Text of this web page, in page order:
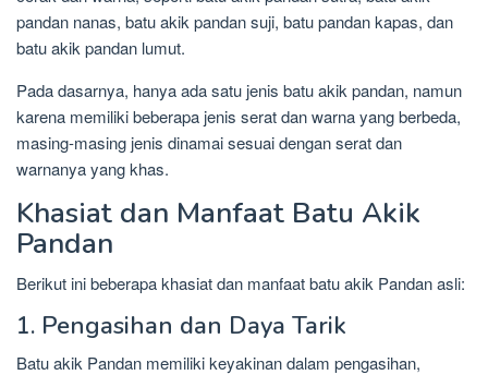
pandan nanas, batu akik pandan suji, batu pandan kapas, dan
batu akik pandan lumut.
Pada dasarnya, hanya ada satu jenis batu akik pandan, namun
karena memiliki beberapa jenis serat dan warna yang berbeda,
masing-masing jenis dinamai sesuai dengan serat dan
warnanya yang khas.
Khasiat dan Manfaat Batu Akik
Pandan
Berikut ini beberapa khasiat dan manfaat batu akik Pandan asli:
1. Pengasihan dan Daya Tarik
Batu akik Pandan memiliki keyakinan dalam pengasihan,